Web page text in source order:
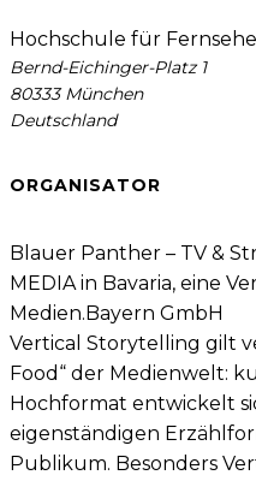
Hochschule für
Bernd-Eichinger-Platz 1
80333 München
Deutschland
ORGANISATOR
Blauer Panther – TV &
MEDIA in Bavaria, eine
Medien.Bayern GmbH
Vertical Storytelling gilt
Food“ der Medienwelt:
Hochformat entwickelt
eigenständigen
Publikum. Besonders